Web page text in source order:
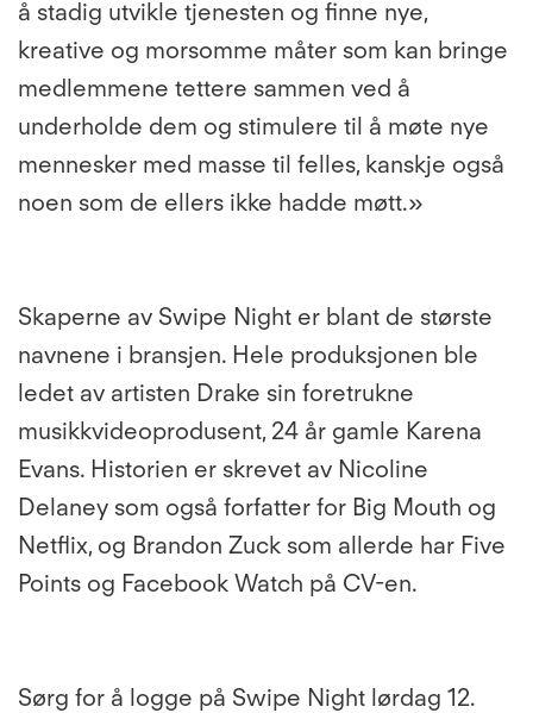
å stadig utvikle tjenesten og finne nye,
kreative og morsomme måter som kan bringe
medlemmene tettere sammen ved å
underholde dem og stimulere til å møte nye
mennesker med masse til felles, kanskje også
noen som de ellers ikke hadde møtt.»
Skaperne av Swipe Night er blant de største
navnene i bransjen. Hele produksjonen ble
ledet av artisten Drake sin foretrukne
musikkvideoprodusent, 24 år gamle Karena
Evans. Historien er skrevet av Nicoline
Delaney som også forfatter for Big Mouth og
Netflix, og Brandon Zuck som allerde har Five
Points og Facebook Watch på CV-en.
Sørg for å logge på Swipe Night lørdag 12.